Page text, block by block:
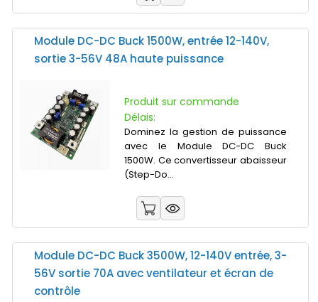
Module DC-DC Buck 1500W, entrée 12-140V,
sortie 3-56V 48A haute puissance
Produit sur commande
Délais:
Dominez la gestion de puissance
avec le Module DC-DC Buck
1500W. Ce convertisseur abaisseur
(Step-Do...
Module DC-DC Buck 3500W, 12-140V entrée, 3-
56V sortie 70A avec ventilateur et écran de
contrôle